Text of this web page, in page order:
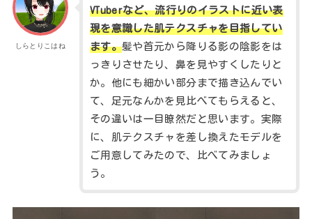
しらとりこはね
VTuberなど、流行りのイラストに近い表
現を意識した肌テクスチャを目指してい
ます。髪や首元から降りる影の陰影をは
っきりさせたり、鼻を見やすくしたりと
か。他にも細かい部分まで描き込んでい
て、足元なんかを見比べてもらえると、
その違いは一目瞭然だと思います。実際
に、肌テクスチャを差し換えたモデルを
ご用意してみたので、比べてみましょ
う。